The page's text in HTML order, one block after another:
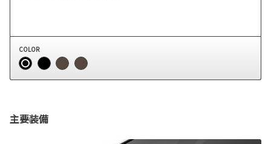
COLOR
主要装備